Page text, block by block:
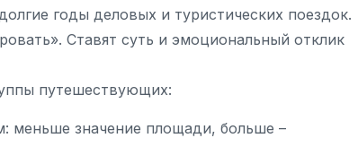
годы деловых и туристических поездок.
Ставят суть и эмоциональный отклик
путешествующих:
меньше значение площади, больше –